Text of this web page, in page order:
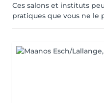
Ces salons et instituts
pratiques que vous ne le